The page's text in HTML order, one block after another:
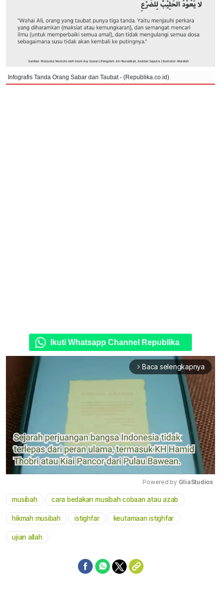
Infografis Tanda Orang Sabar dan Taubat - (Republika.co.id)
Ikuti Whatsapp Channel Republika
arrow_forward_ios Baca selengkapnya
Mute
Powered by GliaStudios
musibah cara bedakan musibah cobaan atau azab
hikmah musibah istighfar keutamaan istighfar
ujian allah